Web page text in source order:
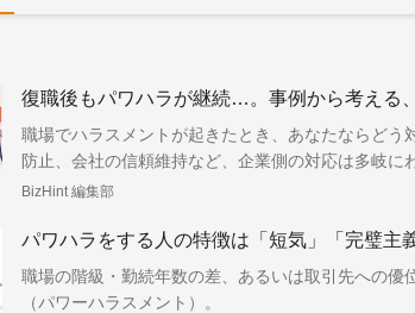
復職後もパワハラが継続…。事例から考える
職場でハラスメントが起きたとき、あなたならどう
防止、会社の信頼維持など、企業側の対応は多岐に
ます。
BizHint 編集部
パワハラをする人の特徴は「短気」「完璧主
職場の階級・勤続年数の差、あるいは取引先への優
（パワーハラスメント）。